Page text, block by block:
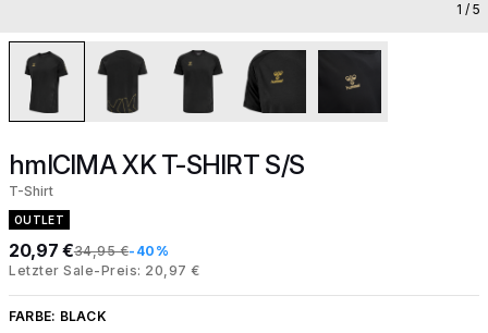
1 / 5
hmlCIMA XK T-SHIRT S/S
T-Shirt
OUTLET
20,97 €34,95 €-40%
Letzter Sale-Preis: 20,97 €
FARBE: BLACK